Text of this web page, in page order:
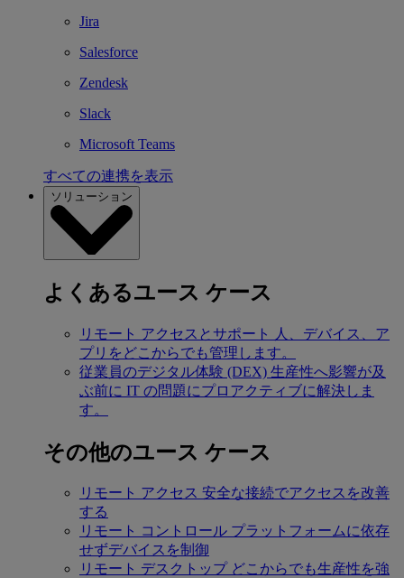
Jira
Salesforce
Zendesk
Slack
Microsoft Teams
すべての連携を表示
ソリューション
よくあるユース ケース
リモート アクセスとサポート
人、デバイス、ア
プリをどこからでも管理します。
従業員のデジタル体験 (DEX) 生産性へ影響が及
ぶ前に IT の問題にプロアクティブに解決しま
す。
その他のユース ケース
リモート アクセス 安全な接続でアクセスを改善
する
リモート コントロール プラットフォームに依存
せずデバイスを制御
リモート デスクトップ どこからでも生産性を強